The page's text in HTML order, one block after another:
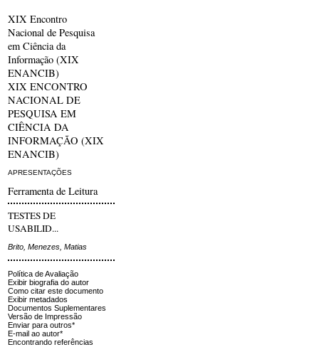
XIX Encontro
Nacional de Pesquisa
em Ciência da
Informação (XIX
ENANCIB)
XIX ENCONTRO
NACIONAL DE
PESQUISA EM
CIÊNCIA DA
INFORMAÇÃO (XIX
ENANCIB)
APRESENTAÇÕES
Ferramenta de Leitura
TESTES DE
USABILID...
Brito, Menezes, Matias
Política de Avaliação
Exibir biografia do autor
Como citar este documento
Exibir metadados
Documentos Suplementares
Versão de Impressão
Enviar para outros*
E-mail ao autor*
Encontrando referências